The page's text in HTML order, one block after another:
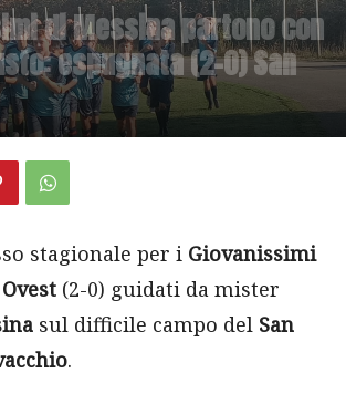
di Messina partono con
espugnata (2-0) San
stagionale per i Giovanissimi
(2-0) guidati da mister
sul difficile campo del San
.